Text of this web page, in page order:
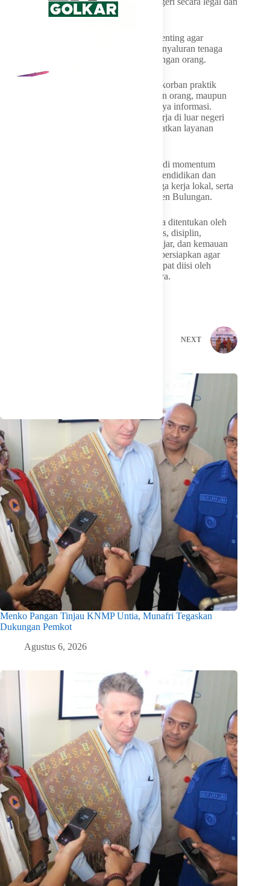
Menurut Syarwani, pemahaman tersebut penting agar
masyarakat tidak terjebak dalam praktik penyaluran tenaga
kerja ilegal maupun tindak pidana perdagangan orang.
“Kita tidak ingin ada warga yang menjadi korban praktik
penyaluran tenaga kerja ilegal, perdagangan orang, maupun
berbagai bentuk eksploitasi akibat kurangnya informasi.
Karena itu masyarakat yang berminat bekerja di luar negeri
harus menempuh jalur resmi dan memanfaatkan layanan
Ia berharap Bulungan Job Fair 2026 menjadi momentum
memperkuat keterhubungan antara dunia pendidikan dan
dunia industri, meningkatkan kualitas tenaga kerja lokal, serta
menekan angka pengangguran di Kabupaten Bulungan.
“Kesuksesan dalam dunia kerja tidak hanya ditentukan oleh
kemampuan akademik, tetapi juga integritas, disiplin,
kemampuan berkomunikasi, semangat belajar, dan kemauan
untuk terus berkembang. Ini yang harus dipersiapkan agar
peluang kerja yang tersedia benar-benar dapat diisi oleh
tenaga kerja lokal yang kompeten,” tuturnya.
NEXT
Menko Pangan Tinjau KNMP Untia, Munafri Tegaskan
Dukungan Pemkot
Agustus 6, 2026